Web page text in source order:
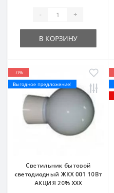
- +
В КОРЗИНУ
-0%
Выгодное предложение!
Светильник бытовой
светодиодный ЖКХ 001 10Вт
АКЦИЯ 20% ХХХ